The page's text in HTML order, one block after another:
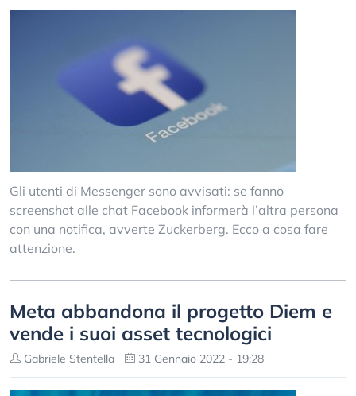
Gli utenti di Messenger sono avvisati: se fanno
screenshot alle chat Facebook informerà l’altra persona
con una notifica, avverte Zuckerberg. Ecco a cosa fare
attenzione.
Meta abbandona il progetto Diem e
vende i suoi asset tecnologici
Gabriele Stentella 31 Gennaio 2022 - 19:28